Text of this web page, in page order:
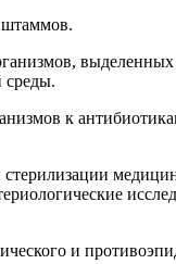
штаммов.
среды.
к
и